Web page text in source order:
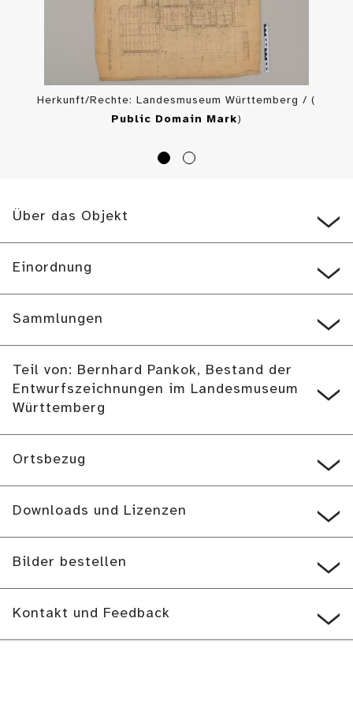
Herkunft/Rechte: Landesmuseum Württemberg / (
Public Domain Mark)
Über das Objekt
Einordnung
Sammlungen
Teil von: Bernhard Pankok, Bestand der
Entwurfszeichnungen im Landesmuseum
Württemberg
Ortsbezug
Downloads und Lizenzen
Bilder bestellen
Kontakt und Feedback